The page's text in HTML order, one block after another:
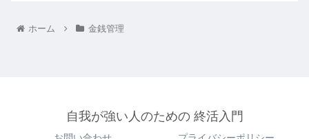
ホーム 金銭管理
自我が強い人のための 終活入門